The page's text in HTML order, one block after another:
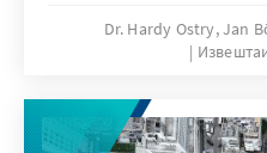
Dr. Hardy Ostry, Jan